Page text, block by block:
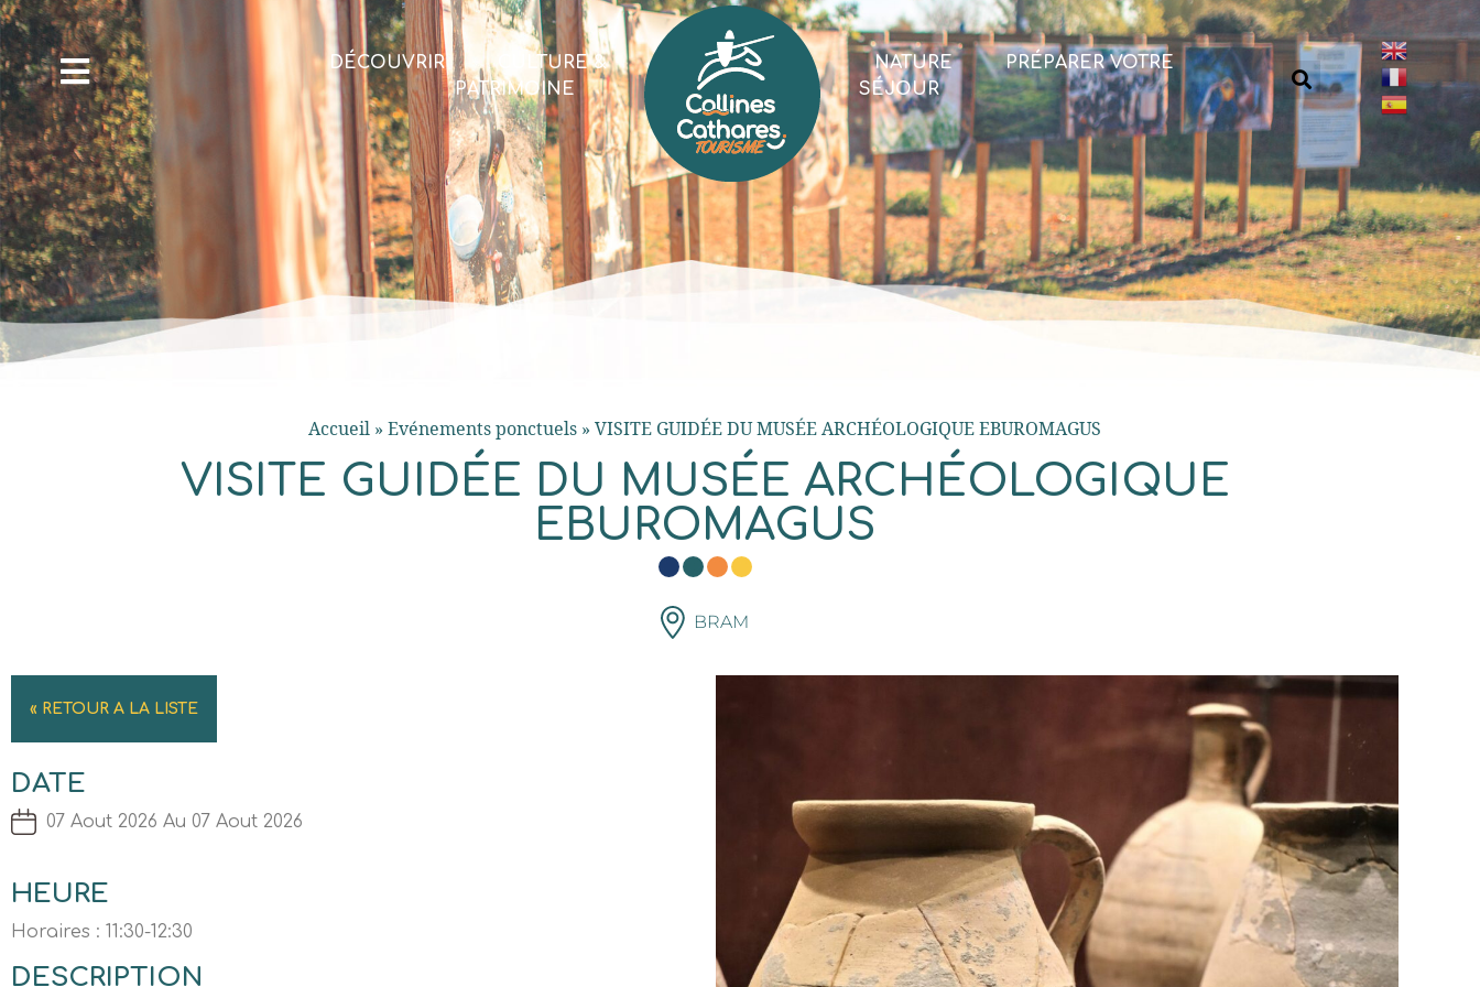
DÉCOUVRIR
CULTURE &
PATRIMOINE
NATURE
PRÉPARER VOTRE
SÉJOUR
Accueil » Evénements ponctuels » VISITE GUIDÉE DU MUSÉE ARCHÉOLOGIQUE EBUROMAGUS
VISITE GUIDÉE DU MUSÉE ARCHÉOLOGIQUE
EBUROMAGUS
BRAM
« RETOUR A LA LISTE
DATE
07 Aout 2026 Au 07 Aout 2026
HEURE
Horaires : 11:30-12:30
DESCRIPTION